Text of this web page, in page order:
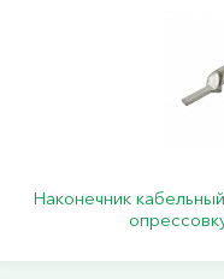
Наконечник